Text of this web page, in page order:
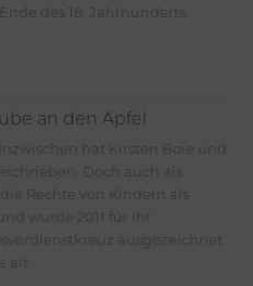
des 18. Jahrhunderts.
an den Apfel
Inzwischen hat Kirsten Boie und
Doch auch als
Rechte von Kindern als
wurde 2011 für ihr
ausgezeichnet.
alt.